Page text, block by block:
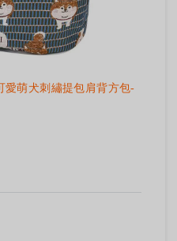
萌犬刺繡提包肩背方包-